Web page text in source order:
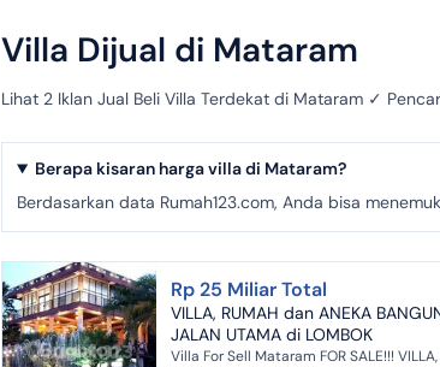
Villa Dijual di Mataram
Lihat 2 Iklan Jual Beli Villa Terdekat di Mataram ✓
Berapa kisaran harga villa di Mataram?
Berdasarkan data Rumah123.com, Anda bisa
Rp 25 Miliar Total
VILLA, RUMAH dan ANEKA
JALAN UTAMA di LOMBOK
Villa For Sell Mataram FOR SALE!!!